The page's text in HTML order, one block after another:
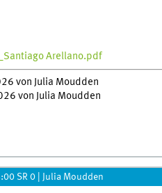
Arellano.pdf
von Julia Moudden
von Julia Moudden
SR 0| Julia Moudden